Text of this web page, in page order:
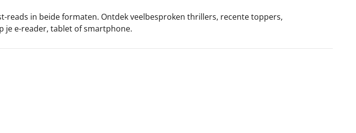
reads in beide formaten. Ontdek veelbesproken thrillers, recente toppers,
je e-reader, tablet of smartphone.